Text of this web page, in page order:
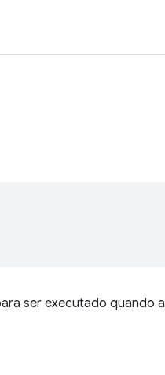
ser executado quando a